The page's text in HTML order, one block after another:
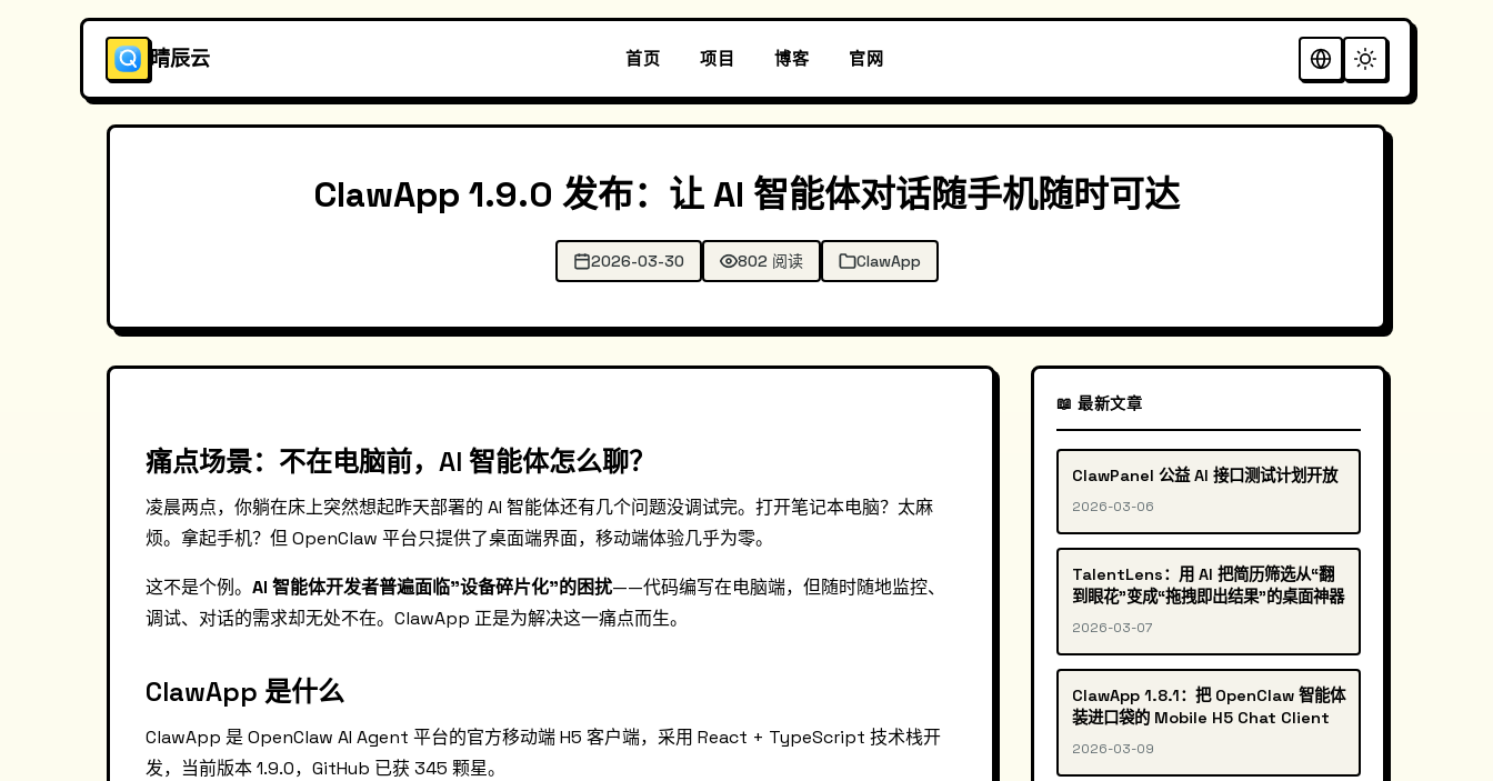
晴辰云 首页 项目 博客 官网
ClawApp 1.9.0 发布：让 AI 智能体对话随手机随时可达
2026-03-30 802 阅读 ClawApp
痛点场景：不在电脑前，AI 智能体怎么聊？
凌晨两点，你躺在床上突然想起昨天部署的 AI 智能体还有几个问题没调试完。打开笔记本电脑？太麻
烦。拿起手机？但 OpenClaw 平台只提供了桌面端界面，移动端体验几乎为零。
这不是个例。 AI 智能体开发者普遍面临"设备碎片化"的困扰——代码编写在电脑端，但随时随地监控、
调试、对话的需求却无处不在。ClawApp 正是为解决这一痛点而生。
ClawApp 是什么
ClawApp 是 OpenClaw AI Agent 平台的官方移动端 H5 客户端，采用 React + TypeScript 技术栈开
发，当前版本 1.9.0，GitHub 已获 345 颗星。
📖 最新文章
ClawPanel 公益 AI 接口测试计划开放
2026-03-06
TalentLens：用 AI 把简历筛选从“翻
到眼花”变成“拖拽即出结果”的桌面神器
2026-03-07
ClawApp 1.8.1：把 OpenClaw 智能体
装进口袋的 Mobile H5 Chat Client
2026-03-09